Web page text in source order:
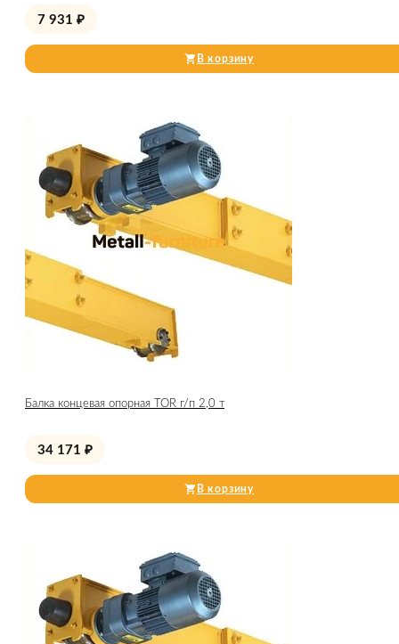
7 931 ₽
В корзину
Балка концевая опорная TOR г/п 2,0 т
34 171 ₽
В корзину